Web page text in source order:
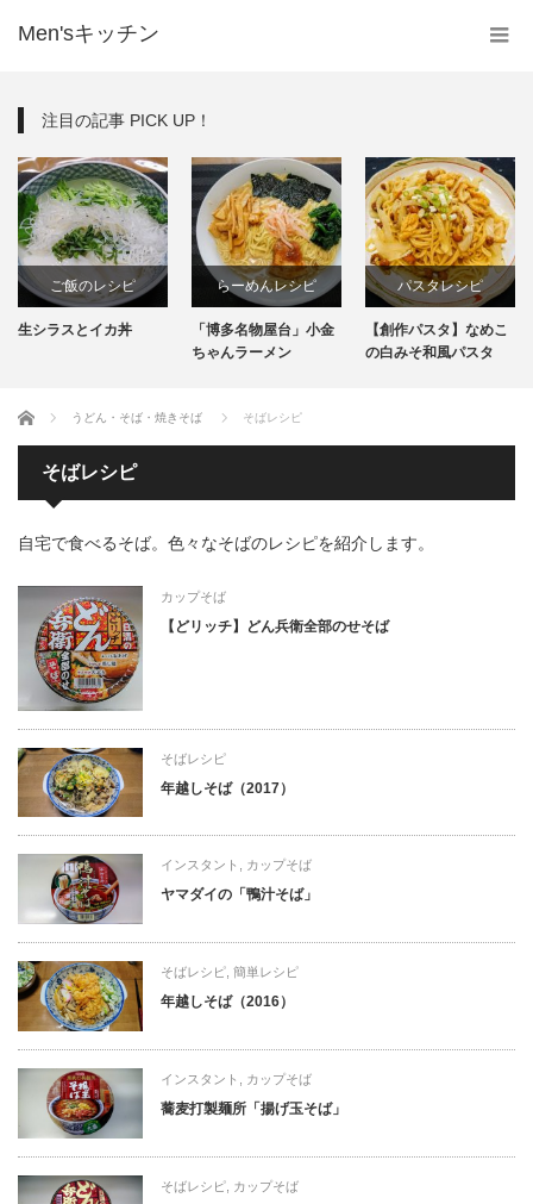
Men'sキッチン
注目の記事 PICK UP！
らーめんレシピ
インスタント
「博多名物屋台」小金
パスタレシピ
【創作パスタ】なめこ
の白みそ和風パスタ
パスタレシピ
ジャガイモのバジ
レー味パスタ
ホーム うどん・そば・焼きそば そばレシピ
そばレシピ
自宅で食べるそば。色々なそばのレシピを紹介します。
カップそば
【どリッチ】どん兵衛全部のせそば
そばレシピ
年越しそば（2017）
インスタント カップそば
ヤマダイの「鴨汁そば」
そばレシピ, 簡単レシピ
年越しそば（2016）
インスタント カップそば
蕎麦打製麺所「揚げ玉そば」
そばレシピ, カップそば